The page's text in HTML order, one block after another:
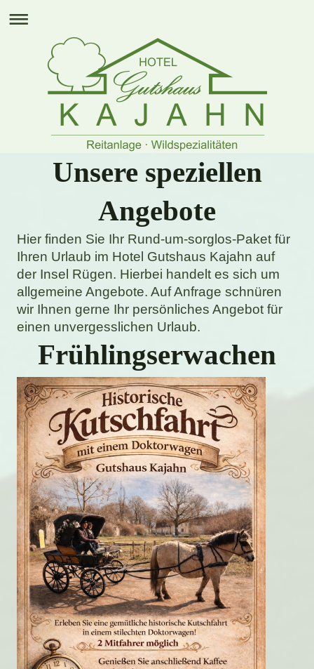
Unsere speziellen
Angebote
Hier finden Sie Ihr Rund-um-sorglos-Paket für
Ihren Urlaub im Hotel Gutshaus Kajahn auf
der Insel Rügen. Hierbei handelt es sich um
allgemeine Angebote. Auf Anfrage schnüren
wir Ihnen gerne Ihr persönliches Angebot für
einen unvergesslichen Urlaub.
Frühlingserwachen